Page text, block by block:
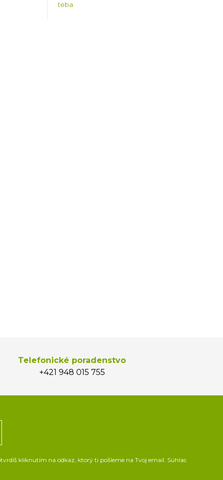
teba
Telefonické poradenstvo
+421 948 015 755
kliknutím na odkaz, ktorý ti pošleme na Tvoj email. Súhlas